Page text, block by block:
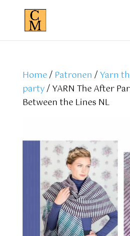
Home/Patronen /Yarn
party/ YARN The After
Between the Lines NL